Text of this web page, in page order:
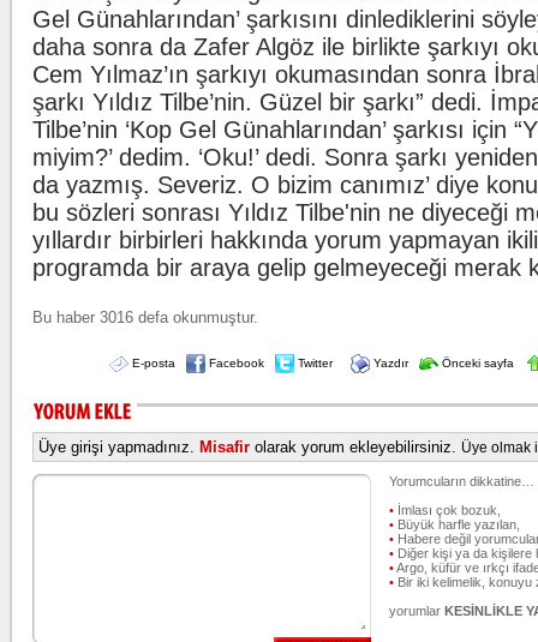
Gel Günahlarından’ şarkısını dinlediklerini
daha sonra da Zafer Algöz ile birlikte şarkıyı
Cem Yılmaz’ın şarkıyı okumasından sonra
şarkı Yıldız Tilbe’nin. Güzel bir şarkı” dedi.
Tilbe’nin ‘Kop Gel Günahlarından’ şarkısı için
miyim?’ dedim. ‘Oku!’ dedi. Sonra şarkı
da yazmış. Severiz. O bizim canımız’ diye
bu sözleri sonrası Yıldız Tilbe'nin ne diyeceği
yıllardır birbirleri hakkında yorum yapmayan
programda bir araya gelip gelmeyeceği merak
Bu haber 3016 defa okunmuştur.
E-posta Facebook Twitter Yazdır Önceki sayfa
Üye girişi yapmadınız. Misafir olarak yorum ekleyebilirsiniz. Üye olmak
Yorumcuların dikkatine…
• İmlası çok bozuk,
• Büyük harfle yazılan,
• Habere değil
• Diğer kişi ya da kişilere
•Argo, küfür ve ırkçı
• Bir iki kelimelik, konuyu
yorumlar KESİNLİKLE